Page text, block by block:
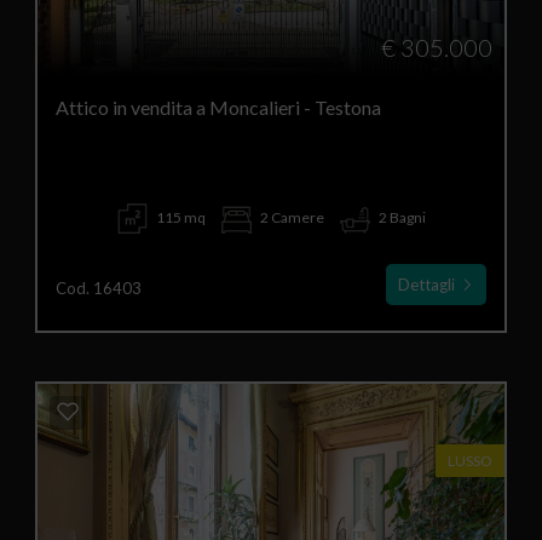
€ 305.000
Attico in vendita a Moncalieri - Testona
115 mq 2 Camere 2 Bagni
Cod. 16403 Dettagli
LUSSO